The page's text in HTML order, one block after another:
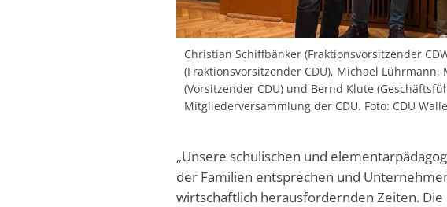
Christian Schiffbänker (Fraktionsvorsitzender
(Fraktionsvorsitzender CDU), Michael Lührmann,
(Vorsitzender CDU) und Bernd Klute
Mitgliederversammlung der CDU. Foto: CDU
„Unsere schulischen und
der Familien entsprechen und
wirtschaftlich herausfordernden Zeiten.